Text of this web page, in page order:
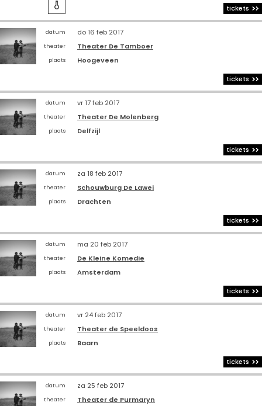
 tickets
datum do 16 feb 2017
theater Theater De Tamboer
plaats
Hoogeveen
tickets
datum vr 17 feb 2017
theater Theater De Molenberg
plaats
Delfzijl
tickets
datum za 18 feb 2017
theater Schouwburg De Lawei
plaats
Drachten
tickets
datum ma 20 feb 2017
theater De Kleine Komedie
plaats
Amsterdam
tickets
datum vr 24 feb 2017
theater Theater de Speeldoos
plaats
Baarn
tickets
datum za 25 feb 2017
theater Theater de Purmaryn